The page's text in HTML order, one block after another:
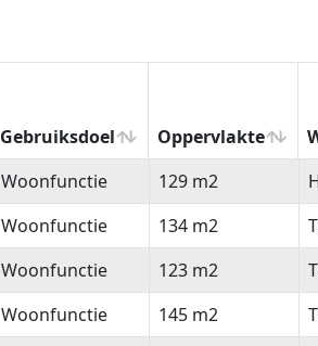
Gebruiksdoel Oppervlakte
Gebruiksdoel Oppervlakte
Woonfunctie 129 m2
Woonfunctie 134 m2
Woonfunctie 123 m2
Woonfunctie 145 m2